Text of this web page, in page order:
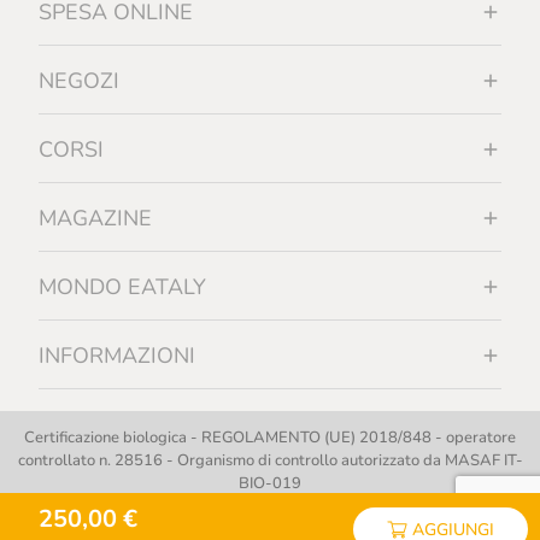
250,00 € AGGIUNGI
SPESA ONLINE
NEGOZI
CORSI
MAGAZINE
MONDO EATALY
INFORMAZIONI
Certificazione biologica - REGOLAMENTO (UE) 2018/848 - operatore
controllato n. 28516 - Organismo di controllo autorizzato da MASAF IT-
BIO-019